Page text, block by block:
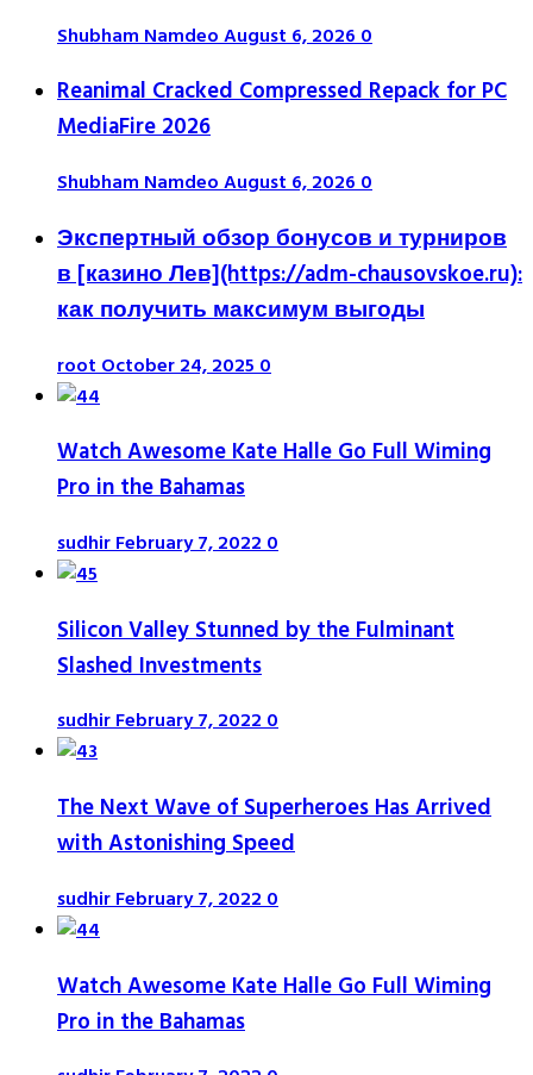
Shubham NamdeoAugust 6, 20260
Reanimal Cracked Compressed Repack for PC
MediaFire 2026
Shubham NamdeoAugust 6, 20260
Экспертный обзор бонусов и турниров
в [казино Лев](https://adm-chausovskoe.ru):
как получить максимум выгоды
rootOctober 24, 20250
Watch Awesome Kate Halle Go Full Wiming
Pro in the Bahamas
sudhirFebruary 7, 20220
Silicon Valley Stunned by the Fulminant
Slashed Investments
sudhirFebruary 7, 20220
The Next Wave of Superheroes Has Arrived
with Astonishing Speed
sudhirFebruary 7, 20220
Watch Awesome Kate Halle Go Full Wiming
Pro in the Bahamas